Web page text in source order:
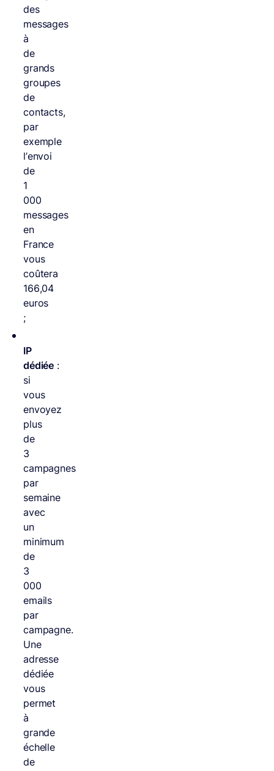
des
messages
à
de
grands
groupes
de
contacts,
par
exemple
l’envoi
de
1
000
messages
en
France
vous
coûtera
166,04
euros
;
IP
dédiée :
si
vous
envoyez
plus
de
3
campagnes
par
semaine
avec
un
minimum
de
3
000
emails
par
campagne.
Une
adresse
dédiée
vous
permet
à
grande
échelle
de